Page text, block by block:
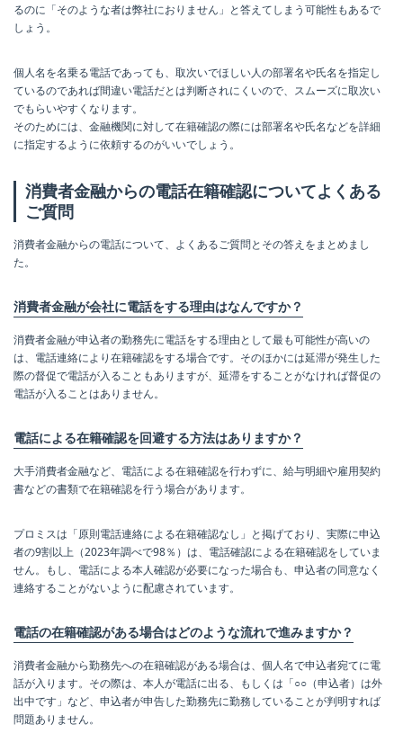
るのに「そのような者は弊社におりません」と答えてしまう可能性もあるで
しょう。
個人名を名乗る電話であっても、取次いでほしい人の部署名や氏名を指定し
ているのであれば間違い電話だとは判断されにくいので、スムーズに取次い
でもらいやすくなります。
そのためには、金融機関に対して在籍確認の際には部署名や氏名などを詳細
に指定するように依頼するのがいいでしょう。
消費者金融からの電話在籍確認についてよくある
ご質問
消費者金融からの電話について、よくあるご質問とその答えをまとめまし
た。
消費者金融が会社に電話をする理由はなんですか？
消費者金融が申込者の勤務先に電話をする理由として最も可能性が高いの
は、電話連絡により在籍確認をする場合です。そのほかには延滞が発生した
際の督促で電話が入ることもありますが、延滞をすることがなければ督促の
電話が入ることはありません。
電話による在籍確認を回避する方法はありますか？
大手消費者金融など、電話による在籍確認を行わずに、給与明細や雇用契約
書などの書類で在籍確認を行う場合があります。
プロミスは「原則電話連絡による在籍確認なし」と掲げており、実際に申込
者の9割以上（2023年調べで98％）は、電話確認による在籍確認をしていま
せん。もし、電話による本人確認が必要になった場合も、申込者の同意なく
連絡することがないように配慮されています。
電話の在籍確認がある場合はどのような流れで進みますか？
消費者金融から勤務先への在籍確認がある場合は、個人名で申込者宛てに電
話が入ります。その際は、本人が電話に出る、もしくは「○○（申込者）は外
出中です」など、申込者が申告した勤務先に勤務していることが判明すれば
問題ありません。